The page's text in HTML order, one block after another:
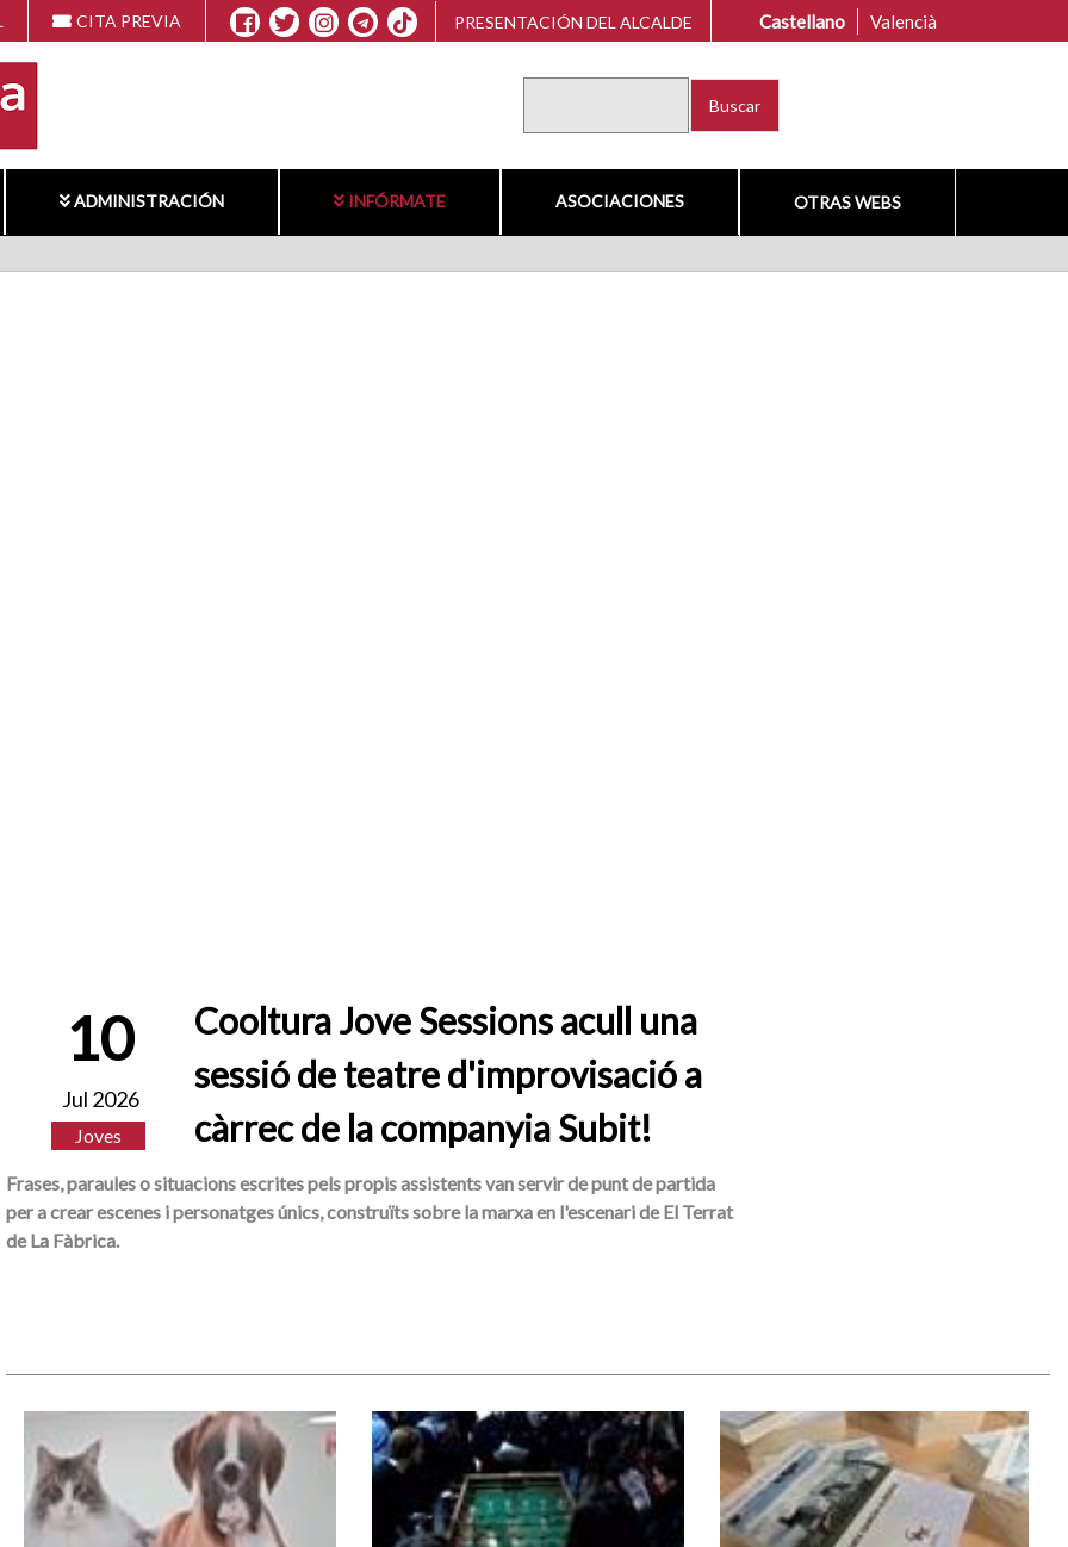
CITA PREVIA PRESENTACIÓN DEL ALCALDE Castellano Valencià
ADMINISTRACIÓN INFÓRMATE ASOCIACIONES OTRAS WEBS
10
Jul 2026
Joves
Cooltura Jove Sessions acull una
sessió de teatre d'improvisació a
càrrec de la companyia Subit!
Frases, paraules o situacions escrites pels propis assistents van servir de punt de partida
per a crear escenes i personatges únics, construïts sobre la marxa en l'escenari de El Terrat
de La Fàbrica.